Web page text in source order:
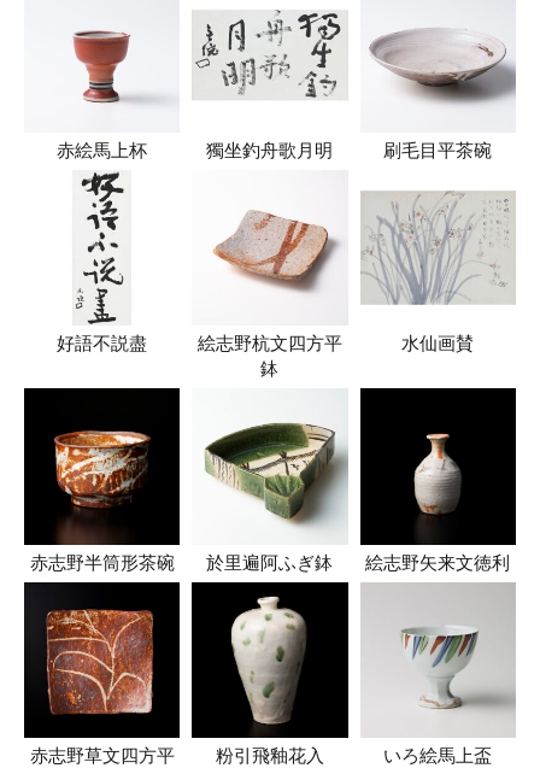
赤絵馬上杯 獨坐釣舟歌月明 刷毛目平茶碗
好語不説盡
絵志野杭文四方平
鉢
水仙画賛
赤志野半筒形茶碗 於里遍阿ふぎ鉢 絵志野矢来文徳利
赤志野草文四方平
粉引飛釉花入 いろ絵馬上盃